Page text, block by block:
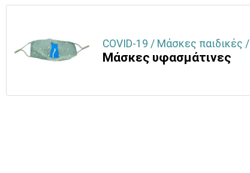
COVID-19 / Μάσκες παιδικές /
Μάσκες υφασμάτινες